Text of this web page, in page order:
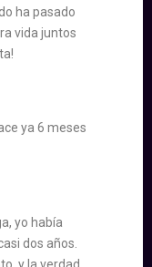
ha pasado
vida juntos
ya 6 meses
yo había
dos años.
y la verdad